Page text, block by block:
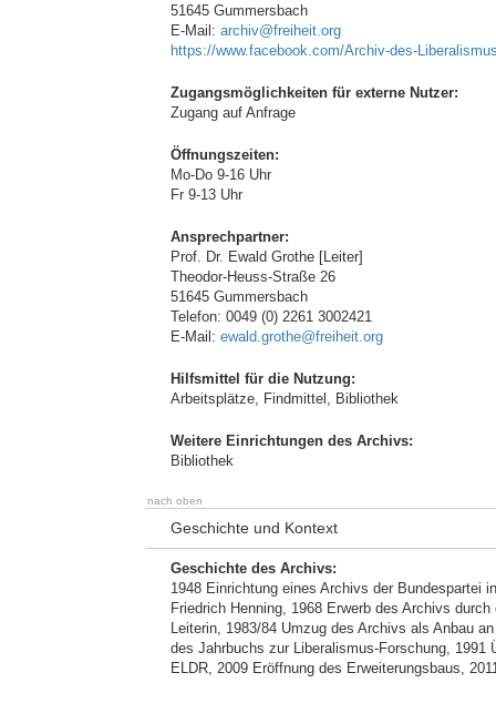
51645 Gummersbach
E-Mail: archiv@freiheit.org
https://www.facebook.com/Archiv-des-
Zugangsmöglichkeiten für externe Nutzer:
Zugang auf Anfrage
Öffnungszeiten:
Mo-Do 9-16 Uhr
Fr 9-13 Uhr
Ansprechpartner:
Prof. Dr. Ewald Grothe [Leiter]
Theodor-Heuss-Straße 26
51645 Gummersbach
Telefon: 0049 (0) 2261 3002421
E-Mail: ewald.grothe@freiheit.org
Hilfsmittel für die Nutzung:
Arbeitsplätze, Findmittel, Bibliothek
Weitere Einrichtungen des Archivs:
Bibliothek
nach oben
Geschichte und Kontext
Geschichte des Archivs:
1948 Einrichtung eines Archivs der Bundespartei
Friedrich Henning, 1968 Erwerb des Archivs
Leiterin, 1983/84 Umzug des Archivs als Anbau
des Jahrbuchs zur Liberalismus-Forschung, 1991
ELDR, 2009 Eröffnung des Erweiterungsbaus,